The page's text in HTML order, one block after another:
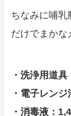
ちなみに哺乳
だけでまか
・洗浄用道
・電子レン
・消毒液：